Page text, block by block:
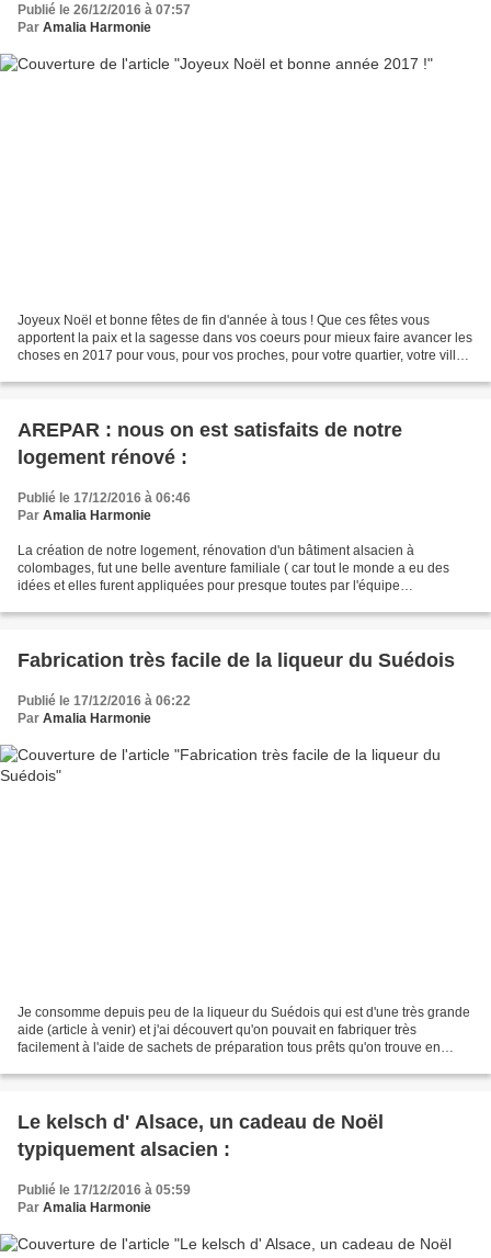
Publié le 26/12/2016 à 07:57
Par Amalia Harmonie
Joyeux Noël et bonne fêtes de fin d'année à tous ! Que ces fêtes vous
apportent la paix et la sagesse dans vos coeurs pour mieux faire avancer les
choses en 2017 pour vous, pour vos proches, pour votre quartier, votre ville,
AREPAR : nous on est satisfaits de notre
logement rénové :
Publié le 17/12/2016 à 06:46
Par Amalia Harmonie
La création de notre logement, rénovation d'un bâtiment alsacien à
colombages, fut une belle aventure familiale ( car tout le monde a eu des
idées et elles furent appliquées pour presque toutes par l'équipe
Fabrication très facile de la liqueur du Suédois
Publié le 17/12/2016 à 06:22
Par Amalia Harmonie
Je consomme depuis peu de la liqueur du Suédois qui est d'une très grande
aide (article à venir) et j'ai découvert qu'on pouvait en fabriquer très
facilement à l'aide de sachets de préparation tous prêts qu'on trouve en
Le kelsch d' Alsace, un cadeau de Noël
typiquement alsacien :
Publié le 17/12/2016 à 05:59
Par Amalia Harmonie